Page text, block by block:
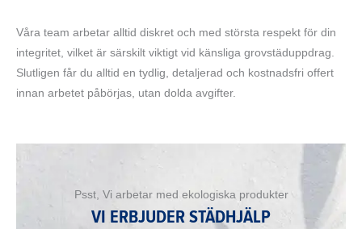
Våra team arbetar alltid diskret och med största respekt för din
integritet, vilket är särskilt viktigt vid känsliga grovstäduppdrag.
Slutligen får du alltid en tydlig, detaljerad och kostnadsfri offert
innan arbetet påbörjas, utan dolda avgifter.
Psst, Vi arbetar med ekologiska produkter
VI ERBJUDER STÄDHJÄLP